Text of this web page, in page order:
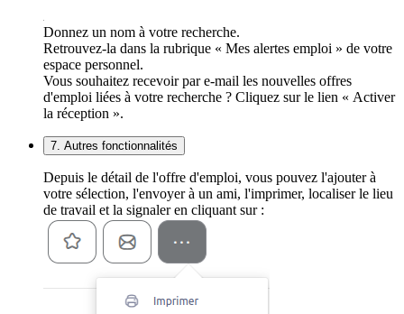
Donnez un nom à votre recherche.
Retrouvez-la dans la rubrique « Mes alertes emploi » de votre
espace personnel.
Vous souhaitez recevoir par e-mail les nouvelles offres
d'emploi liées à votre recherche ? Cliquez sur le lien « Activer
la réception ».
7. Autres fonctionnalités
Depuis le détail de l'offre d'emploi, vous pouvez l'ajouter à
votre sélection, l'envoyer à un ami, l'imprimer, localiser le lieu
de travail et la signaler en cliquant sur :